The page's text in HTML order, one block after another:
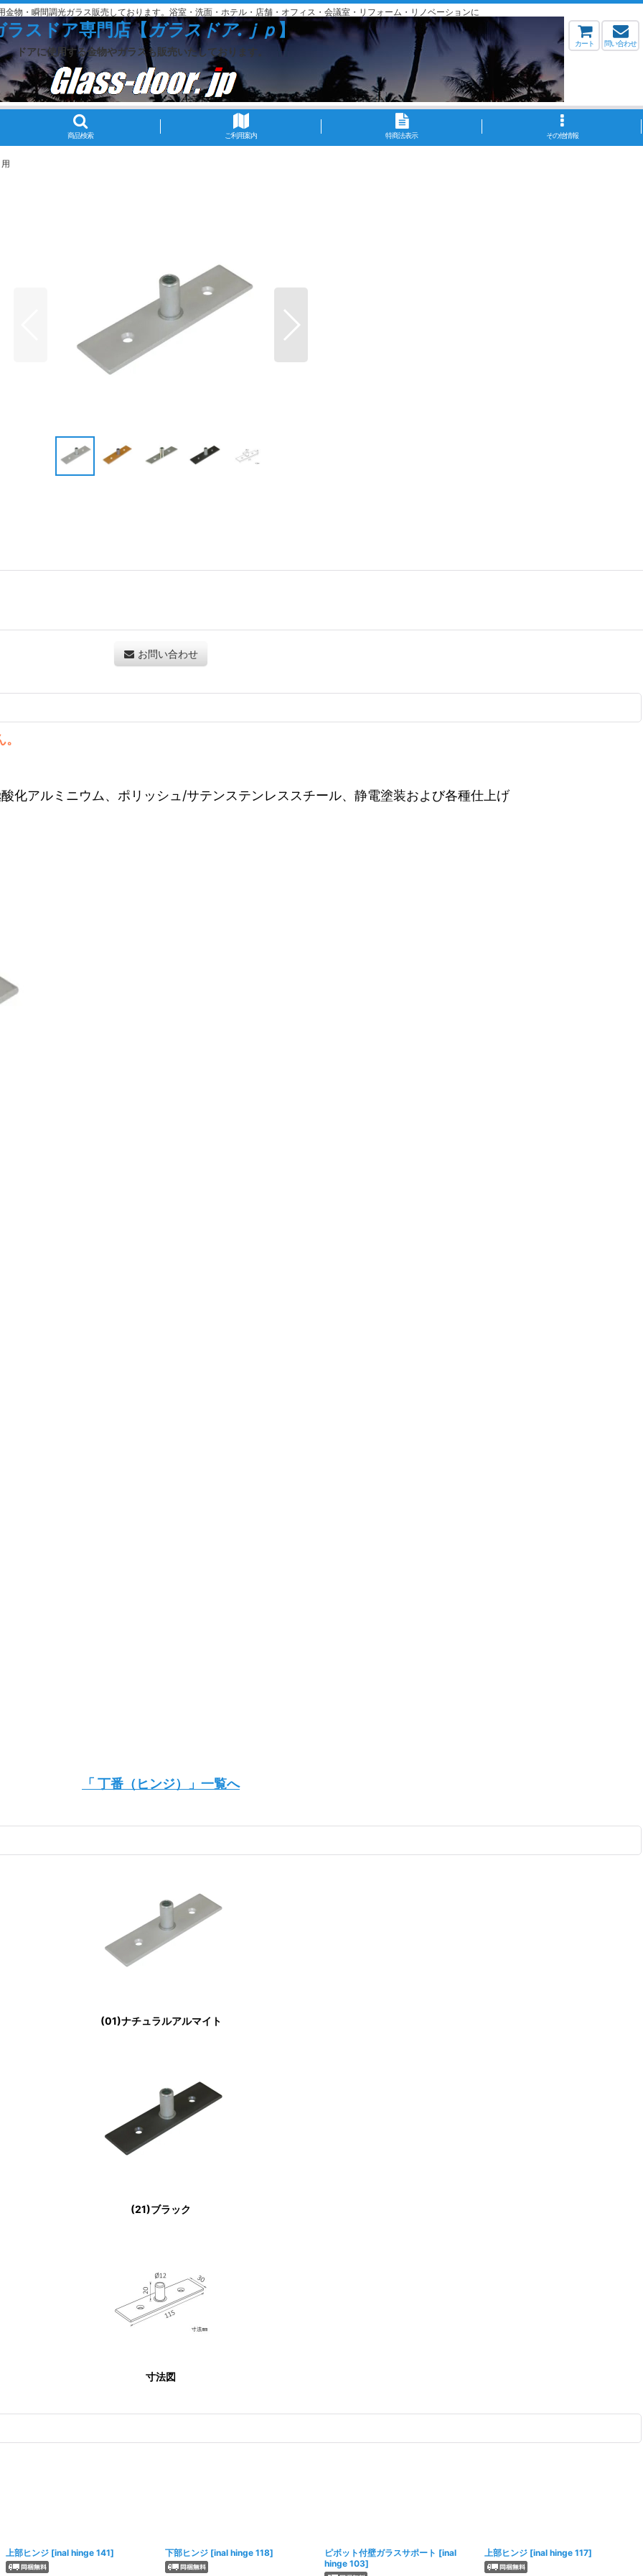
金物・瞬間調光ガラス販売しております。浴室・洗面・ホテル・店舗・オフィス・会議室・リフォーム・リノベーションに
ラスドア専門店【ガラスドア.ｊｐ】
ドアに使用する金物やガラスも販売いたしております。
カート 問い合わせ
商品検索 ご利用案内 特商法表示 その他情報
お問い合わせ
化アルミニウム、ポリッシュ/サテンステンレススチール、静電塗装および各種仕上げ
「 丁番（ヒンジ）」一覧へ
(01)ナチュラルアルマイト
(21)ブラック
寸法図
上部ヒンジ [inal hinge 141] 下部ヒンジ [inal hinge 118] ピボット付壁ガラスサポート [inal
hinge 103]
上部ヒンジ [inal hinge 117]